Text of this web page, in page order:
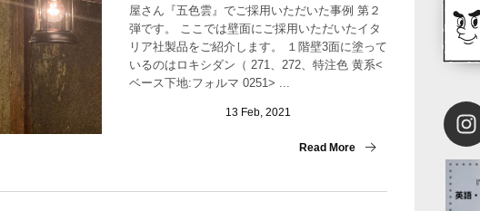
屋さん『五色雲』でご採用いただいた事例 第２
弾です。 ここでは壁面にご採用いただいたイタ
リア社製品をご紹介します。 １階壁3面に塗って
いるのはロキシダン（ 271、272、特注色 黄系<
ベース下地:フォルマ 0251> ...
13 Feb 2021
Read More